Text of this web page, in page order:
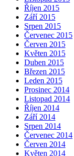
Říjen 2015
Září 2015
Srpen 2015
Červenec 2015
Červen 2015
Květen 2015
Duben 2015
Březen 2015
Leden 2015
Prosinec 2014
Listopad 2014
Říjen 2014
Září 2014
Srpen 2014
Červenec 2014
Červen 2014
Květen 2014